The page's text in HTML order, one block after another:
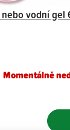
vodní gel
Momentálně